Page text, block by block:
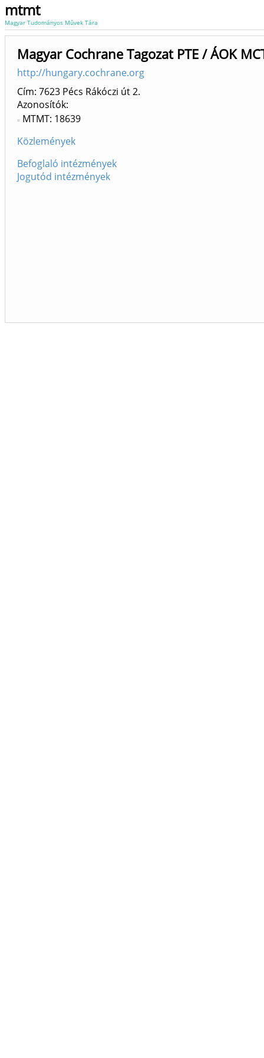
mtmt
Magyar Tudományos Művek Tára
Magyar Cochrane Tagozat PTE / ÁOK
http://hungary.cochrane.org
Cím: 7623 Pécs Rákóczi út 2.
Azonosítók
MTMT: 18639
Közlemények
Befoglaló intézmények
Jogutód intézmények